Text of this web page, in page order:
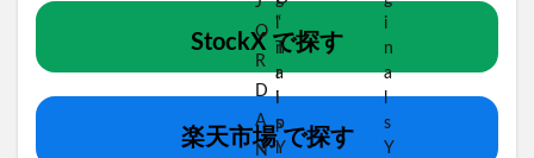
StockX で探す
楽天市場 で探す